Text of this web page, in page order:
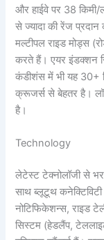
और हाईवे पर 38
से ज्यादा की रेंज
मल्टीपल राइड मोड्स
करते हैं। एयर इंडक्शन
कंडीशंस में भी यह 30+
क्रूजर्स से बेहतर है।
है।
Technology
लेटेस्ट टेक्नोलॉजी से
साथ ब्लूटूथ
नोटिफिकेशन्स, राइड
सिस्टम (हेडलैंप,